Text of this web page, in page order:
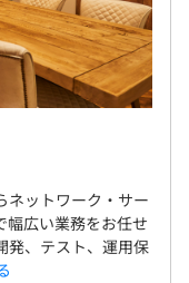
件は半年以内で
ネットワーク・サー
幅広い業務をお任せ
発、テスト、運用保